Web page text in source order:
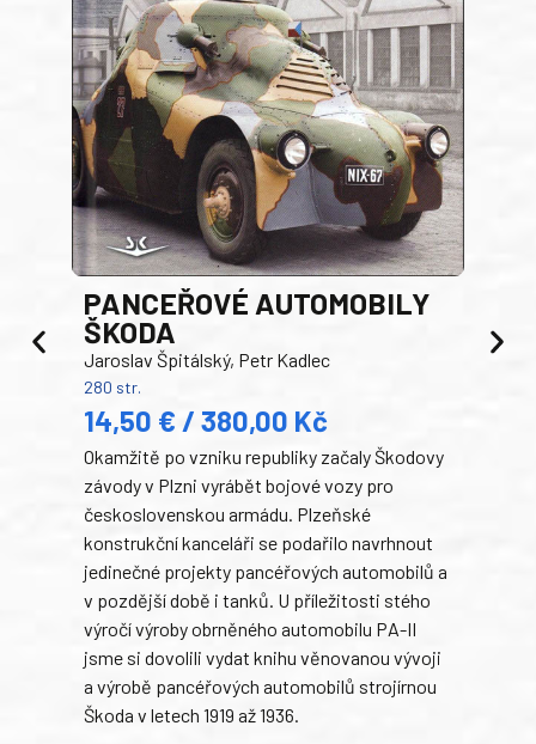
PANCEŘOVÉ AUTOMOBILY
ŠKODA
Jaroslav Špitálský, Petr Kadlec
280 str.
14,50 € / 380,00 Kč
Okamžitě po vzniku republiky začaly Škodovy
závody v Plzni vyrábět bojové vozy pro
československou armádu. Plzeňské
konstrukční kanceláři se podařilo navrhnout
jedinečné projekty pancéřových automobilů a
v pozdější době i tanků. U příležitosti stého
výročí výroby obrněného automobilu PA-II
jsme si dovolili vydat knihu věnovanou vývoji
a výrobě pancéřových automobilů strojírnou
Škoda v letech 1919 až 1936.